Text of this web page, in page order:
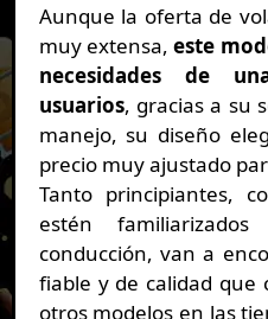
Aunque la oferta de
muy extensa,este
necesidades de
usuarios, gracias a su
manejo, su diseño
precio muy ajustado
Tanto principiantes,
estén
conducción, van a
fiable y de calidad que
otros modelos en las